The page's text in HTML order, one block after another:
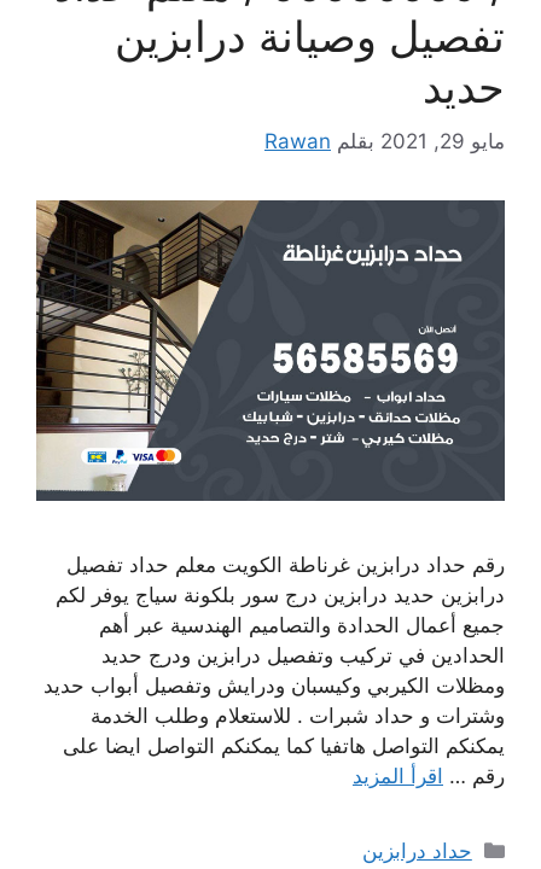
تفصيل وصيانة درابزين
حديد
مايو 29, 2021 بقلم Rawan
رقم حداد درابزين غرناطة الكويت معلم حداد تفصيل
درابزين حديد درابزين درج سور بلكونة سياج يوفر لكم
جميع أعمال الحدادة والتصاميم الهندسية عبر أهم
الحدادين في تركيب وتفصيل درابزين ودرج حديد
ومظلات الكيربي وكيسبان ودرايش وتفصيل أبواب حديد
وشترات و حداد شبرات . للاستعلام وطلب الخدمة
يمكنكم التواصل هاتفيا كما يمكنكم التواصل ايضا على
رقم … اقرأ المزيد
التصنيفات
حداد درابزين